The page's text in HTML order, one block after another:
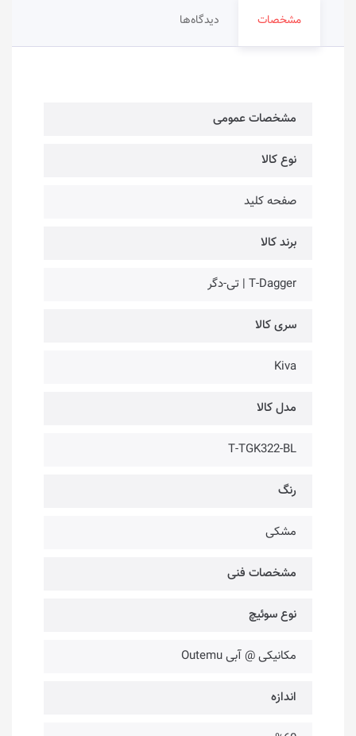
مشخصات دیدگاه‌ها
مشخصات عمومی
نوع کالا
صفحه کلید
برند کالا
T-Dagger | تی-دگر
سری کالا
Kiva
مدل کالا
T-TGK322-BL
رنگ
مشکی
مشخصات فنی
نوع سوئیچ
مکانیکی @ آبی Outemu
اندازه